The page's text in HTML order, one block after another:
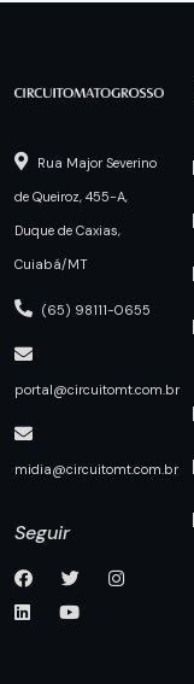
Rua Major Severino
de Queiroz, 455-A,
Duque de Caxias,
Cuiabá/MT
(65) 98111-0655
portal@circuitomt.com.br
midia@circuitomt.com.br
Seguir